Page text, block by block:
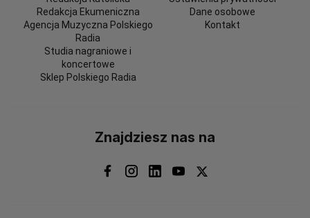
Redakcja Ekumeniczna
Agencja Muzyczna Polskiego
Radia
Studia nagraniowe i
koncertowe
Sklep Polskiego Radia
Dane osobowe
Kontakt
Znajdziesz nas na